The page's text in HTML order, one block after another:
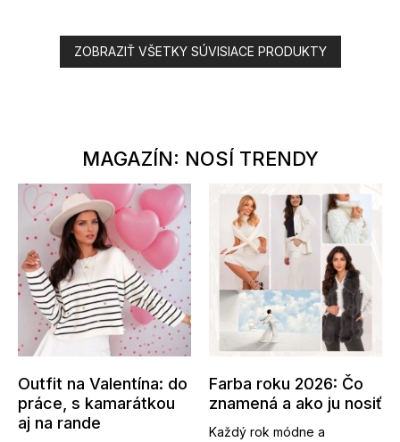
ZOBRAZIŤ VŠETKY SÚVISIACE PRODUKTY
MAGAZÍN: NOSÍ TRENDY
Outfit na Valentína: do
práce, s kamarátkou
aj na rande
Farba roku 2026: Čo
znamená a ako ju nosiť
Každý rok módne a